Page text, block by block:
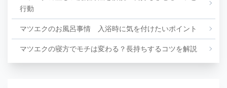
行動
マツエクのお風呂事情 入浴時に気を付けたいポイント
マツエクの寝方でモチは変わる？長持ちするコツを解説